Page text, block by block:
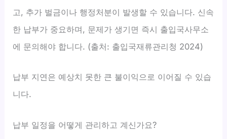
고, 추가 벌금이나 행정처분이 발생할 수 있습니다. 신속
한 납부가 중요하며, 문제가 생기면 즉시 출입국사무소
에 문의해야 합니다. (출처: 출입국재류관리청 2024)
납부 지연은 예상치 못한 큰 불이익으로 이어질 수 있습
니다.
납부 일정을 어떻게 관리하고 계신가요?